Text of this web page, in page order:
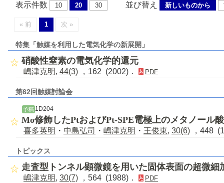
表示件数 10 20 30 並び替え 新しいものから
« 前 1 次 »
特集「触媒を利用した電気化学の新展開」
硝酸性窒素の電気化学的還元
嶋津克明, 44(3) ，162 (2002)． PDF
第62回触媒討論会
予稿 1D204
Mo修飾したPtおよびPt-SPE電極上のメタノール
喜多英明 ・ 中島弘司 ・ 嶋津克明 ・ 王俊東, 30(6) ，448
トピックス
走査型トンネル顕微鏡を用いた固体表面の超微細
嶋津克明, 30(7) ，564 (1988)． PDF